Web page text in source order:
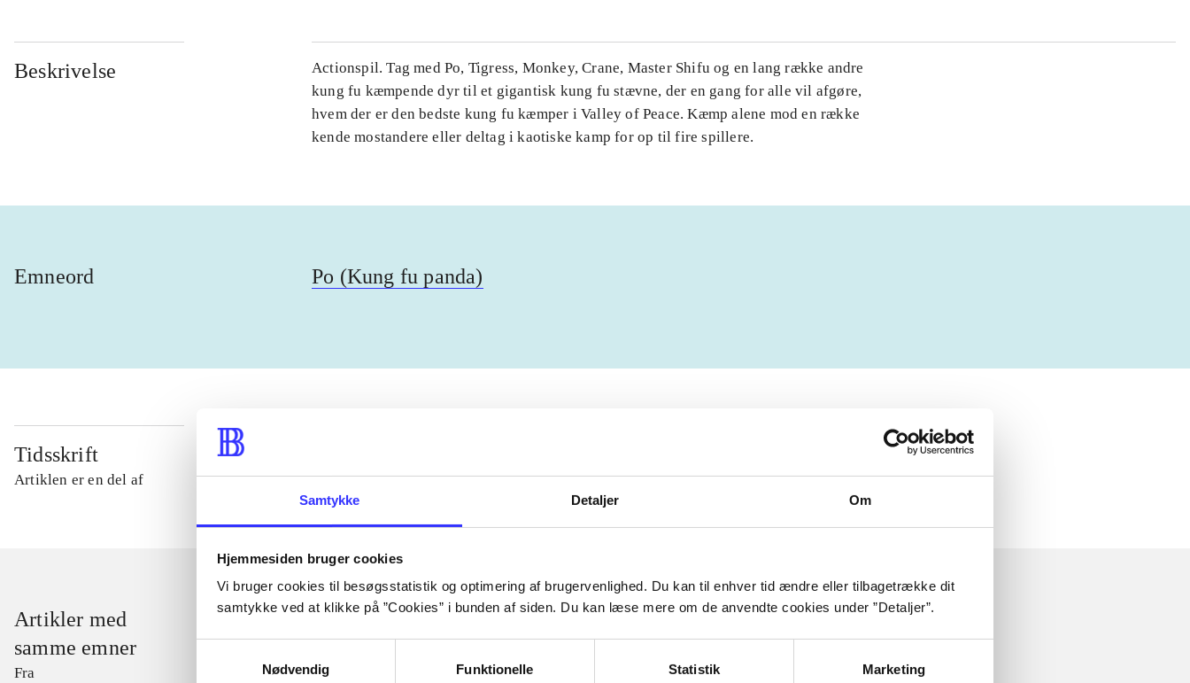
Samtykke Detaljer Om
Hjemmesiden bruger cookies
Vi bruger cookies til besøgsstatistik og optimering af brugervenlighed. Du kan til enhver tid ændre eller tilbagetrække dit
samtykke ved at klikke på ”Cookies” i bunden af siden. Du kan læse mere om de anvendte cookies under ”Detaljer”.
Nødvendig
Funktionelle Statistik Marketing
Beskrivelse
Actionspil. Tag med Po, Tigress, Monkey, Crane, Master Shifu og en lang række andre
kung fu kæmpende dyr til et gigantisk kung fu stævne, der en gang for alle vil afgøre,
hvem der er den bedste kung fu kæmper i Valley of Peace. Kæmp alene mod en række
kende mostandere eller deltag i kaotiske kamp for op til fire spillere.
Emneord Po (Kung fu panda)
Tidsskrift
Artiklen er en del af
Artikler med
samme emner
Fra